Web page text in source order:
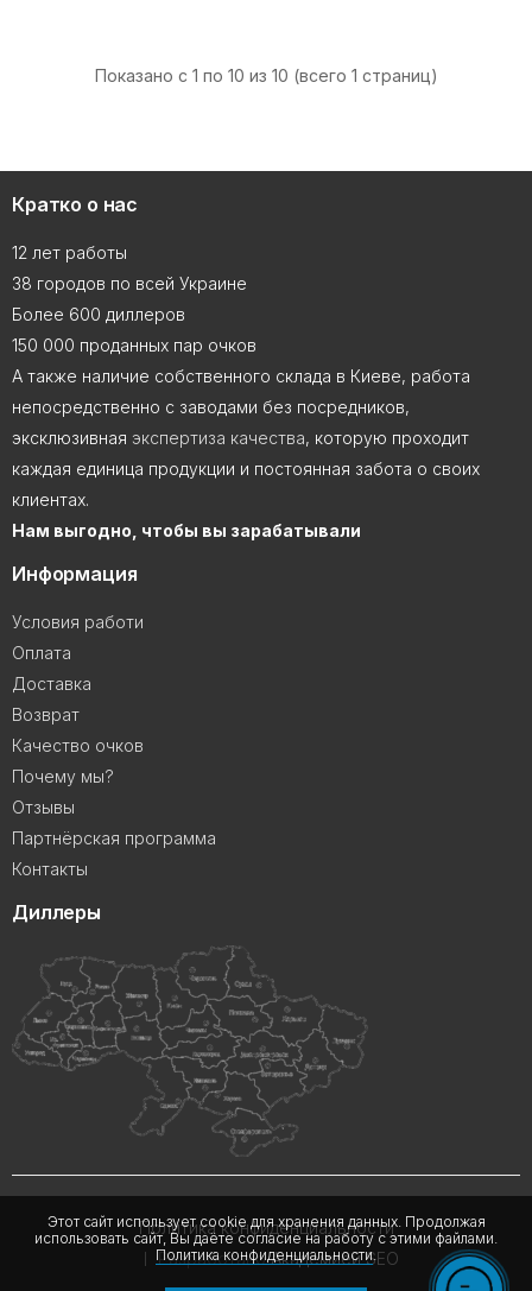
Показано с 1 по 10 из 10 (всего 1 страниц)
Этот сайт использует cookie для хранения данных. Продолжая
использовать сайт, Вы даёте согласие на работу с этими файлами.
Политика конфиденциальности.
Кратко о нас
12 лет работы
38 городов по всей Украине
Более 600 диллеров
150 000 проданных пар очков
А также наличие собственного склада в Киеве, работа
непосредственно с заводами без посредников,
эксклюзивная экспертиза качества, которую проходит
каждая единица продукции и постоянная забота о своих
клиентах.
Нам выгодно, чтобы вы зарабатывали
Информация
Условия работи
Оплата
Доставка
Возврат
Качество очков
Почему мы?
Отзывы
Партнёрская программа
Контакты
Диллеры
Политика конфиденциальности
РазработаноАкадемией SEO